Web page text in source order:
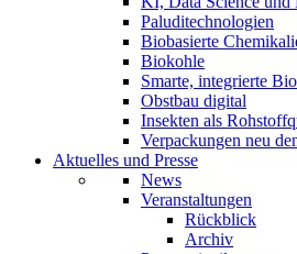
Paluditechnologien
Biobasierte
Biokohle
Smarte, integrierte
Obstbau digital
Insekten als
Verpackungen neu
Aktuelles und Presse
News
Veranstaltungen
Rückblick
Archiv